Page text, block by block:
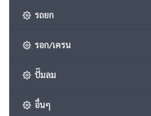
รถยก
รอก/เครน
ปั๊มลม
อื่นๆ